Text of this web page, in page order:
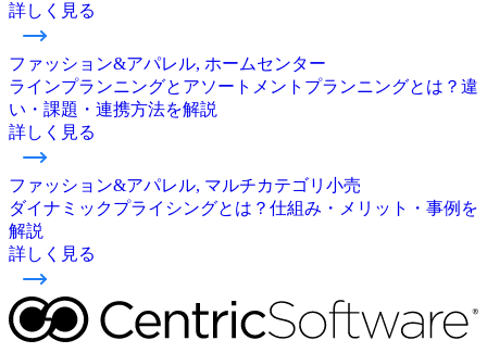
詳しく見る
ファッション&アパレル, ホームセンター
ラインプランニングとアソートメントプランニングとは？違
い・課題・連携方法を解説
詳しく見る
ファッション&アパレル, マルチカテゴリ小売
ダイナミックプライシングとは？仕組み・メリット・事例を
解説
詳しく見る